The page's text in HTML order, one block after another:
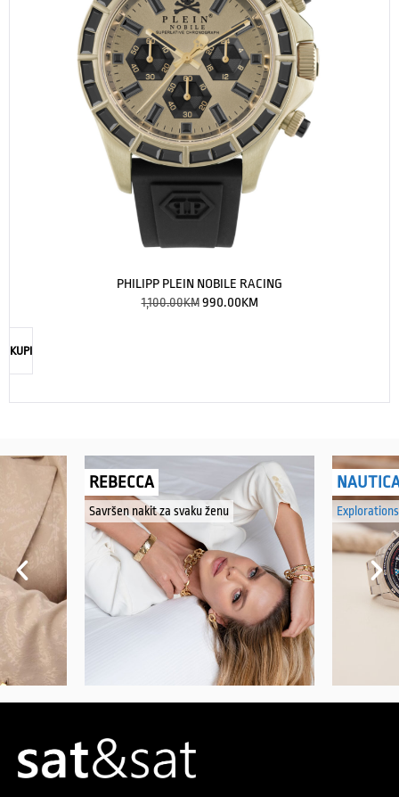
PHILIPP PLEIN NOBILE RACING
1,100.00KM 990.00KM
KUPI
REBECCA
Savršen nakit za svaku ženu